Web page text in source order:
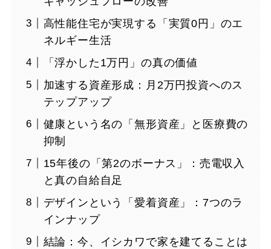
高性能住宅が実現する「実質0円」のエ
ネルギー生活
「浮かした1万円」の真の価値
加速する資産形成：月2万円投資へのス
テップアップ
健康という名の「無形資産」と医療費の
抑制
15年後の「第2のボーナス」：売電収入
と真の自給自足
デザインという「愛着資産」：7つのラ
インナップ
結論：今、イシカワで家を建てることは